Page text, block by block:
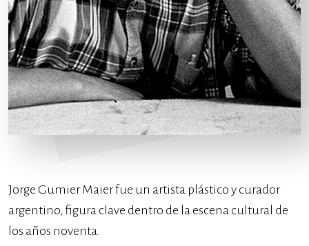
Jorge Gumier Maier fue un artista plástico y curador
argentino, figura clave dentro de la escena cultural de
los años noventa.